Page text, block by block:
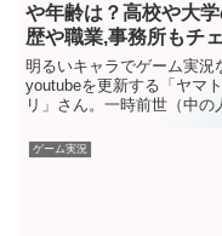
や年齢は？高校や大
歴や職業,事務所もチ
ク
明るいキャラでゲーム実況
youtubeを更新する「ヤマ
リ」さん。一時前世（中の
アップランド社員、元プロ
手の妹という噂が飛び交い
が、よく見るとこれはかな
ゲーム実況